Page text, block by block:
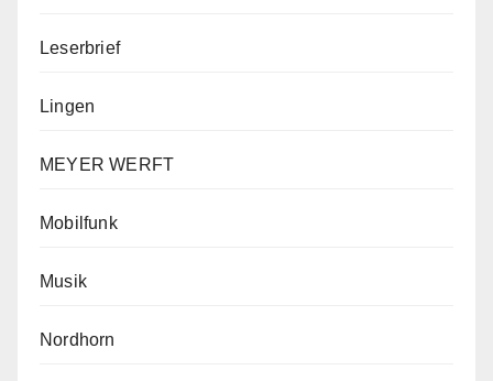
Leserbrief
Lingen
MEYER WERFT
Mobilfunk
Musik
Nordhorn